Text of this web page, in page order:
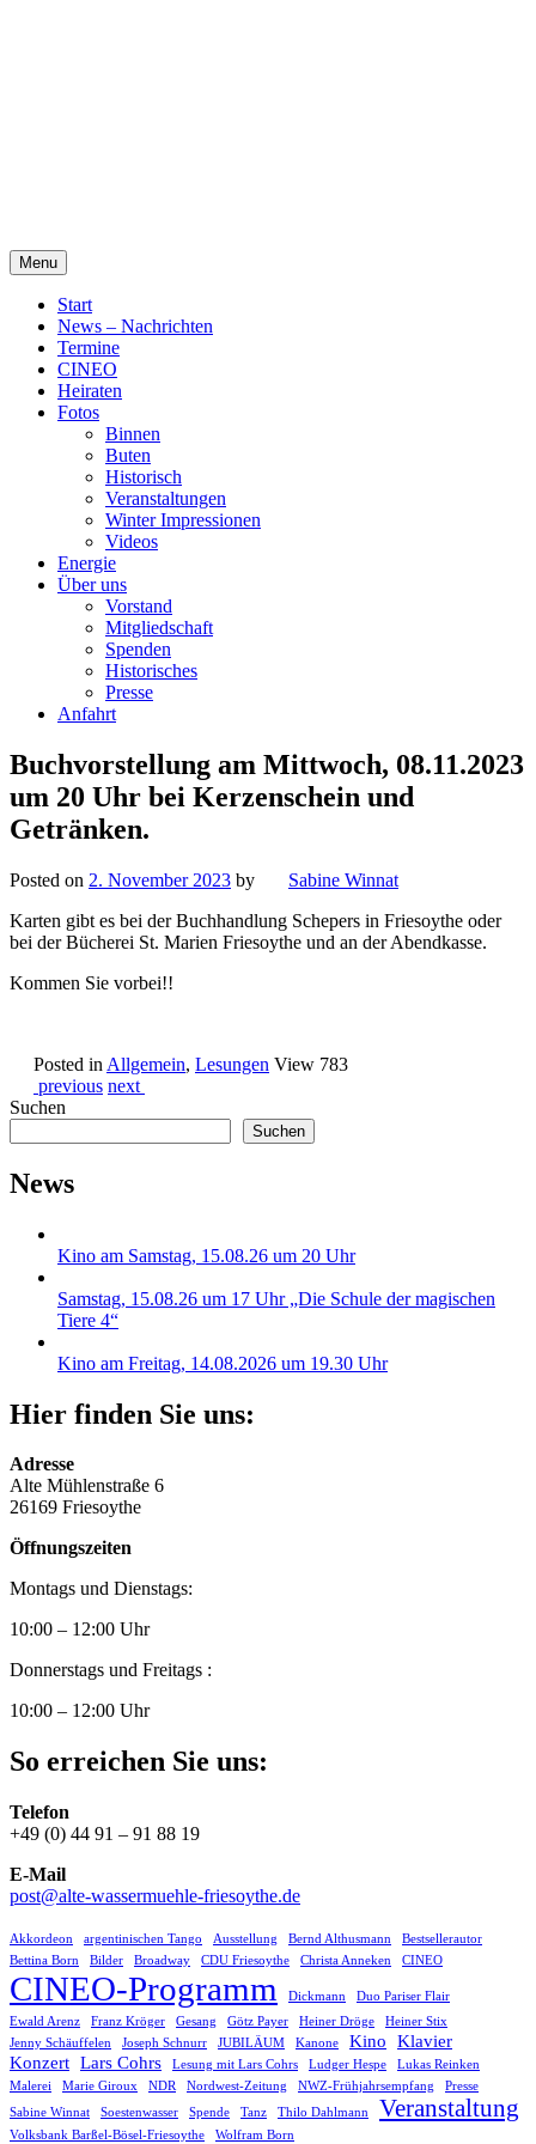
Menu
Start
News – Nachrichten
Termine
CINEO
Heiraten
Fotos
Binnen
Buten
Historisch
Veranstaltungen
Winter Impressionen
Videos
Energie
Über uns
Vorstand
Mitgliedschaft
Spenden
Historisches
Presse
Anfahrt
Buchvorstellung am Mittwoch, 08.11.2023
um 20 Uhr bei Kerzenschein und
Getränken.
Posted on 2. November 2023 by
Sabine Winnat
Karten gibt es bei der Buchhandlung Schepers in Friesoythe oder
bei der Bücherei St. Marien Friesoythe und an der Abendkasse.
Kommen Sie vorbei!!
Posted in Allgemein, Lesungen View 783
previous next
Suchen
Suchen
News
Kino am Samstag, 15.08.26 um 20 Uhr
Samstag, 15.08.26 um 17 Uhr „Die Schule der magischen
Tiere 4“
Kino am Freitag, 14.08.2026 um 19.30 Uhr
Hier finden Sie uns:
Adresse
Alte Mühlenstraße 6
26169 Friesoythe
Öffnungszeiten
Montags und Dienstags:
10:00 – 12:00 Uhr
Donnerstags und Freitags :
10:00 – 12:00 Uhr
So erreichen Sie uns:
Telefon
+49 (0) 44 91 – 91 88 19
E-Mail
post@alte-wassermuehle-friesoythe.de
Akkordeon argentinischen Tango Ausstellung Bernd Althusmann
Bestsellerautor
Bettina Born
Bilder Broadway CDU Friesoythe Christa Anneken CINEO
CINEO-Programm Dickmann
Duo Pariser Flair
Ewald Arenz
Franz Kröger Gesang Götz Payer Heiner Dröge
Heiner Stix
Jenny Schäuffelen
Joseph Schnurr JUBILÄUM Kanone Kino Klavier
Konzert Lars Cohrs Lesung mit Lars Cohrs Ludger Hespe
Lukas Reinken
Malerei
Marie Giroux NDR Nordwest-Zeitung NWZ-Frühjahrsempfang
Presse
Sabine Winnat
Soestenwasser Spende Tanz Thilo Dahlmann Veranstaltung
Volksbank Barßel-Bösel-Friesoythe Wolfram Born